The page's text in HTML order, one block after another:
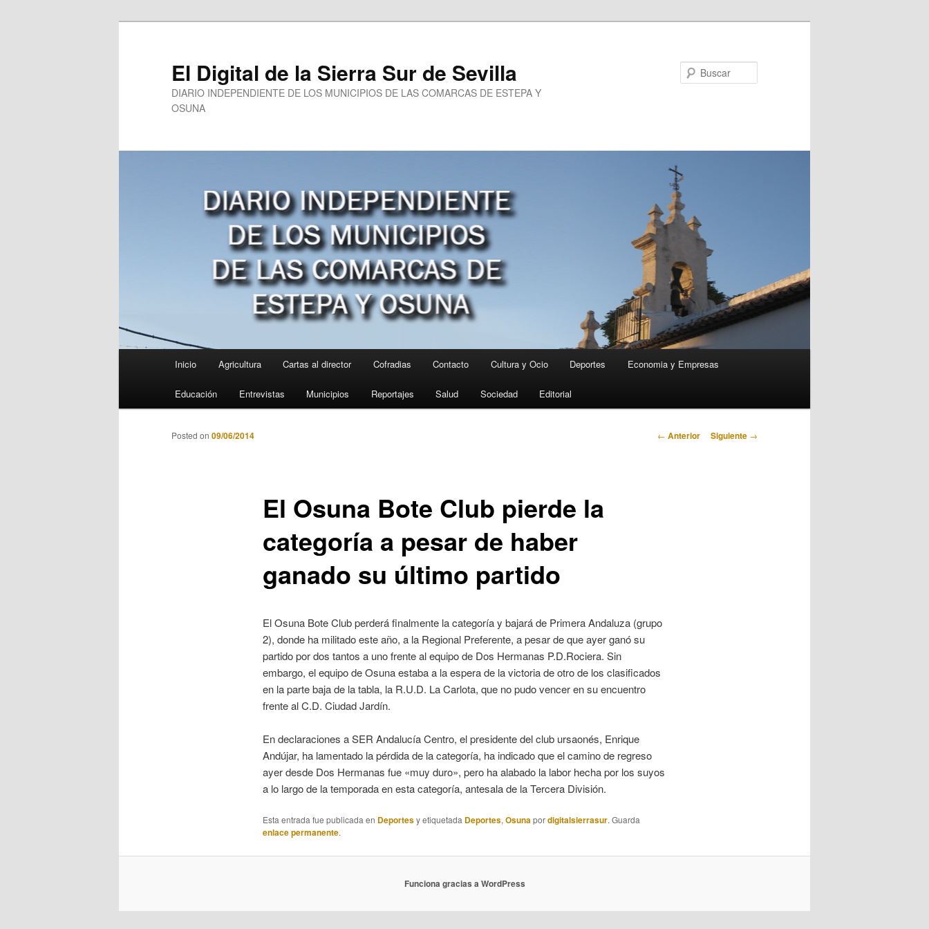
El Digital de la Sierra Sur de Sevilla
DIARIO INDEPENDIENTE DE LOS MUNICIPIOS DE LAS COMARCAS DE ESTEPA Y
OSUNA
Inicio Agricultura Cartas al director Cofradias Contacto Cultura y Ocio Deportes Economia y Empresas
Educación Entrevistas Municipios Reportajes Salud Sociedad Editorial
Navegación
← Anterior Siguiente →
El Osuna Bote Club pierde la
categoría a pesar de haber
ganado su último partido
Posted on 09/06/2014
El Osuna Bote Club perderá finalmente la categoría y bajará de Primera Andaluza (grupo
2), donde ha militado este año, a la Regional Preferente, a pesar de que ayer ganó su
partido por dos tantos a uno frente al equipo de Dos Hermanas P.D.Rociera. Sin
embargo, el equipo de Osuna estaba a la espera de la victoria de otro de los clasificados
en la parte baja de la tabla, la R.U.D. La Carlota, que no pudo vencer en su encuentro
frente al C.D. Ciudad Jardín.
En declaraciones a SER Andalucía Centro, el presidente del club ursaonés, Enrique
Andújar, ha lamentado la pérdida de la categoría, ha indicado que el camino de regreso
ayer desde Dos Hermanas fue «muy duro», pero ha alabado la labor hecha por los suyos
a lo largo de la temporada en esta categoría, antesala de la Tercera División.
Esta entrada fue publicada en Deportesy etiquetada Deportes,Osunapordigitalsierrasur. Guarda
enlace permanente.
Funciona gracias a WordPress